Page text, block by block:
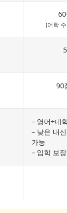
(어학
90
– 영어+대
– 낮은 내
가능
– 입학 보